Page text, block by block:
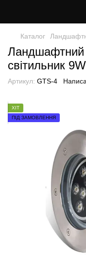
Каталог
Ландшафтний
світильник 9W
Артикул: GTS-4
ХІТ
ПІД ЗАМОВЛЕННЯ